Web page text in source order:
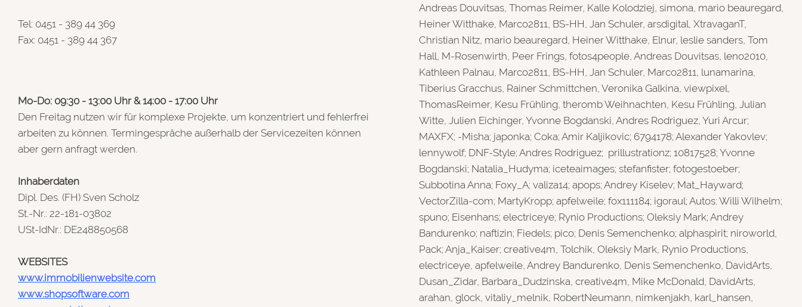
Tel: 0451 - 389 44 369
Fax: 0451 - 389 44 367
Mo-Do: 09:30 - 13:00 Uhr & 14:00 - 17:00 Uhr
Den Freitag nutzen wir für komplexe Projekte, um konzentriert und fehlerfrei
arbeiten zu können. Termingespräche außerhalb der Servicezeiten können
aber gern anfragt werden.
Inhaberdaten
Dipl. Des. (FH) Sven Scholz
St.-Nr.: 22-181-03802
USt-IdNr.: DE248850568
WEBSITES
www.immobilienwebsite.com
www.shopsoftware.com
Andreas Douvitsas, Thomas Reimer, Kalle Kolodziej, simona, mario beauregard,
Heiner Witthake, Marco2811, BS-HH, Jan Schuler, arsdigital, XtravaganT,
Christian Nitz, mario beauregard, Heiner Witthake, Elnur, leslie sanders, Tom
Hall, M-Rosenwirth, Peer Frings, fotos4people, Andreas Douvitsas, leno2010,
Kathleen Palnau, Marco2811, BS-HH, Jan Schuler, Marco2811, lunamarina,
Tiberius Gracchus, Rainer Schmittchen, Veronika Galkina, viewpixel,
ThomasReimer, Kesu Frühling, theromb Weihnachten, Kesu Frühling, Julian
Witte, Julien Eichinger, Yvonne Bogdanski, Andres Rodriguez, Yuri Arcur;
MAXFX; -Misha; japonka; Coka; Amir Kaljikovic; 6794178; Alexander Yakovlev;
lennywolf; DNF-Style; Andres Rodriguez; prillustrationz; 10817528; Yvonne
Bogdanski; Natalia_Hudyma; iceteaimages; stefanfister; fotogestoeber;
Subbotina Anna; Foxy_A; valiza14; apops; Andrey Kiselev; Mat_Hayward;
VectorZilla-com; MartyKropp; apfelweile; fox111184; igoraul; Autos: Willi Wilhelm;
spuno; Eisenhans; electriceye; Rynio Productions; Oleksiy Mark; Andrey
Bandurenko; naftizin; Fiedels; pico; Denis Semenchenko; alphaspirit; niroworld,
Pack; Anja_Kaiser; creative4m, Tolchik, Oleksiy Mark, Rynio Productions,
electriceye, apfelweile, Andrey Bandurenko, Denis Semenchenko, DavidArts,
Dusan_Zidar, Barbara_Dudzinska, creative4m, Mike McDonald, DavidArts,
arahan, gl0ck, vitaliy_melnik, RobertNeumann, nimkenjakh, karl_hansen,